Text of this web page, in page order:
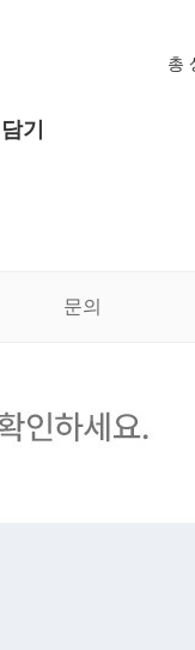
총
기
문의